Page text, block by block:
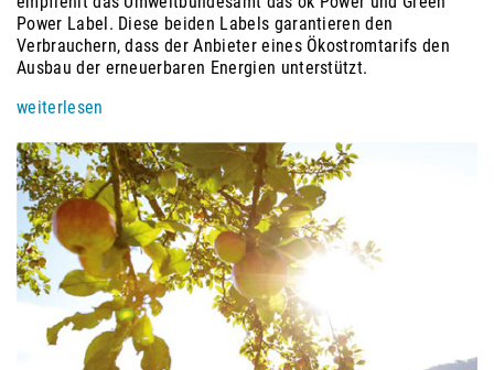
Power Label. Diese beiden Labels garantieren den
Verbrauchern, dass der Anbieter eines Ökostromtarifs den
Ausbau der erneuerbaren Energien unterstützt.
weiterlesen